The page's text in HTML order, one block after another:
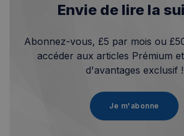
Envie de lire la
Abonnez-vous, £5 par mois ou
accéder aux articles Prémium
d'avantages exclusif !
Je m'abonne